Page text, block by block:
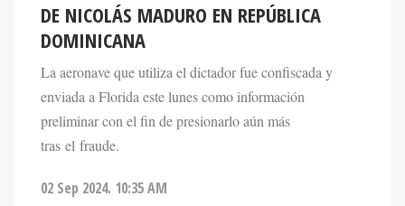
DOMINICANA
La aeronave que utiliza el dictador fue confiscada y
enviada a Florida este lunes como información
preliminar con el fin de presionarlo aún más
tras el fraude.